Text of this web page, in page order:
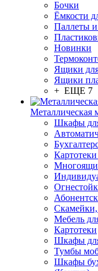
Бочки
Ёмкости
Паллеты
Новинки
Ящики
Ящики
+ ЕЩЕ 7
Металлическая
Шкафы
Скамейки,
Мебель
Картотеки
Шкафы
Тумбы
Шкафы